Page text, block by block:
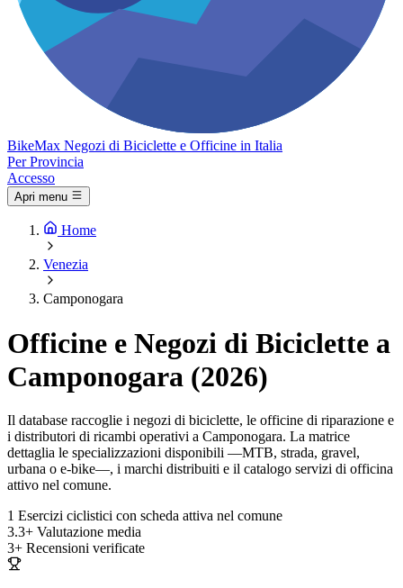
BikeMax Negozi di Biciclette e Officine in Italia
Per Provincia
Accesso
Apri menu
Home
Venezia
Camponogara
Officine e Negozi di Biciclette a
Camponogara (2026)
Il database raccoglie i negozi di biciclette, le officine di riparazione e
i distributori di ricambi operativi a Camponogara. La matrice
dettaglia le specializzazioni disponibili —MTB, strada, gravel,
urbana o e-bike—, i marchi distribuiti e il catalogo servizi di officina
attivo nel comune.
1 Esercizi ciclistici con scheda attiva nel comune
3.3+ Valutazione media
3+ Recensioni verificate